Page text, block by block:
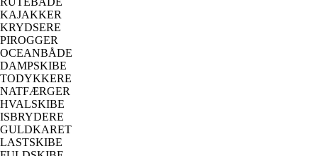
KAJAKKER
KRYDSERE
PIROGGER
OCEANBÅDE
DAMPSKIBE
TODYKKERE
NATFÆRGER
HVALSKIBE
ISBRYDERE
GULDKARET
LASTSKIBE